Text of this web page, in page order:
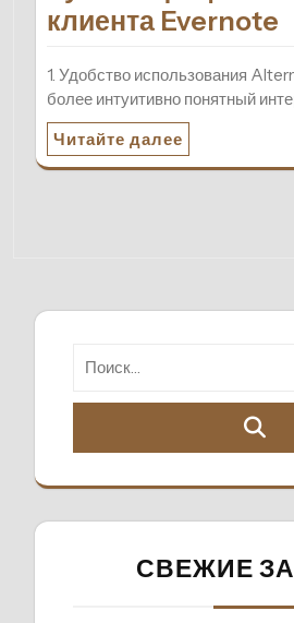
клиента Evernote
1. Удобство использования
более интуитивно понятный
Читайте далее
СВЕЖИЕ